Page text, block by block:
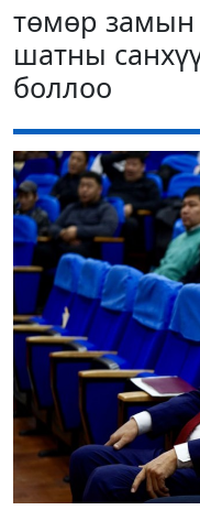
төмөр замын
шатны
боллоо